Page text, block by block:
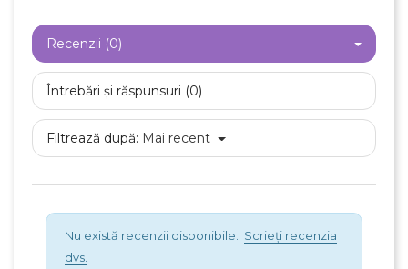
Recenzii (0)
Întrebări și răspunsuri (0)
Filtrează după: Mai recent
Nu există recenzii disponibile. Scrieți recenzia
dvs.